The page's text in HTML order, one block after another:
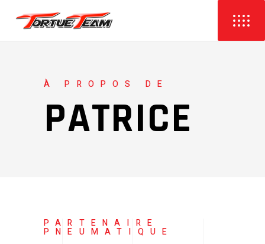
À PROPOS DE
PATRICE
PARTENAIRE
PNEUMATIQUE